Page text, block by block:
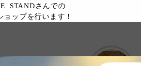
STANDさんでの
ップを行います！